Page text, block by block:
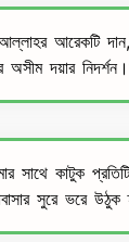
আল্লাহর আরেকটি
অসীম দয়ার
সাথে কাটুক
সুরে ভরে উঠুক